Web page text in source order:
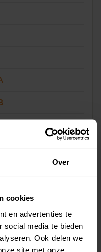
Over
cookies
en advertenties te
social media te bieden
Ook delen we
site met onze